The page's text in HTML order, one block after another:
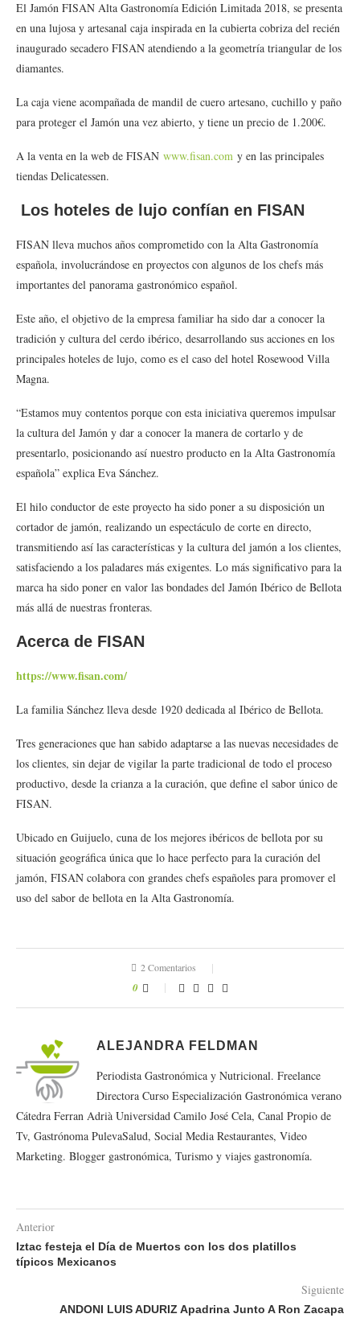
El Jamón FISAN Alta Gastronomía Edición Limitada 2018, se presenta
en una lujosa y artesanal caja inspirada en la cubierta cobriza del recién
inaugurado secadero FISAN atendiendo a la geometría triangular de los
diamantes.
La caja viene acompañada de mandil de cuero artesano, cuchillo y paño
para proteger el Jamón una vez abierto, y tiene un precio de 1.200€.
A la venta en la web de FISAN www.fisan.com y en las principales
tiendas Delicatessen.
Los hoteles de lujo confían en FISAN
FISAN lleva muchos años comprometido con la Alta Gastronomía
española, involucrándose en proyectos con algunos de los chefs más
importantes del panorama gastronómico español.
Este año, el objetivo de la empresa familiar ha sido dar a conocer la
tradición y cultura del cerdo ibérico, desarrollando sus acciones en los
principales hoteles de lujo, como es el caso del hotel Rosewood Villa
Magna.
“Estamos muy contentos porque con esta iniciativa queremos impulsar
la cultura del Jamón y dar a conocer la manera de cortarlo y de
presentarlo, posicionando así nuestro producto en la Alta Gastronomía
española” explica Eva Sánchez.
El hilo conductor de este proyecto ha sido poner a su disposición un
cortador de jamón, realizando un espectáculo de corte en directo,
transmitiendo así las características y la cultura del jamón a los clientes,
satisfaciendo a los paladares más exigentes. Lo más significativo para la
marca ha sido poner en valor las bondades del Jamón Ibérico de Bellota
más allá de nuestras fronteras.
Acerca de FISAN
https://www.fisan.com/
La familia Sánchez lleva desde 1920 dedicada al Ibérico de Bellota.
Tres generaciones que han sabido adaptarse a las nuevas necesidades de
los clientes, sin dejar de vigilar la parte tradicional de todo el proceso
productivo, desde la crianza a la curación, que define el sabor único de
FISAN.
Ubicado en Guijuelo, cuna de los mejores ibéricos de bellota por su
situación geográfica única que lo hace perfecto para la curación del
jamón, FISAN colabora con grandes chefs españoles para promover el
uso del sabor de bellota en la Alta Gastronomía.
2 Comentarios
0
ALEJANDRA FELDMAN
Periodista Gastronómica y Nutricional. Freelance
Directora Curso Especialización Gastronómica verano
Cátedra Ferran Adrià Universidad Camilo José Cela, Canal Propio de
Tv, Gastrónoma PulevaSalud, Social Media Restaurantes, Video
Marketing. Blogger gastronómica, Turismo y viajes gastronomía.
Anterior
Iztac festeja el Día de Muertos con los dos platillos
típicos Mexicanos
Siguiente
ANDONI LUIS ADURIZ Apadrina Junto A Ron Zacapa